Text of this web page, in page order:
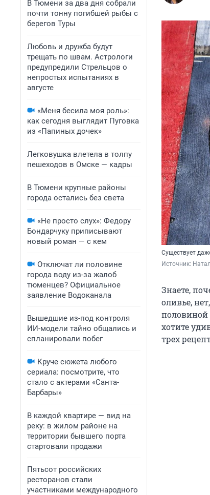
В Тюмени за два дня собрали
почти тонну погибшей рыбы с
берегов Туры
Любовь и дружба будут
трещать по швам. Астрологи
предупредили Стрельцов о
непростых испытаниях в
августе
«Меня бесила моя роль»:
как сегодня выглядит Пуговка
из «Папиных дочек»
Легковушка влетела в толпу
пешеходов в Омске — кадры
В Тюмени крупные районы
города остались без света
«Не просто слух»: Федору
Бондарчуку приписывают
новый роман — с кем
Отключат ли половине
города воду из-за жалоб
тюменцев? Официальное
заявление Водоканала
Вышедшие из-под контроля
ИИ-модели тайно общались и
спланировали побег
Круче сюжета любого
сериала: посмотрите, что
стало с актерами «Санта-
Барбары»
В каждой квартире — вид на
реку: в жилом районе на
территории бывшего порта
стартовали продажи
Пятьсот российских
ресторанов стали
участниками международного
Существует
Источник:
Знаете,
оливье,
половиной
хотите
трех